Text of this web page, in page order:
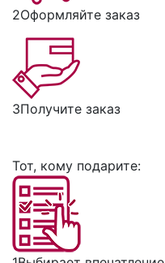
2Оформляйте заказ
3Получите заказ
Тот, кому подарите: